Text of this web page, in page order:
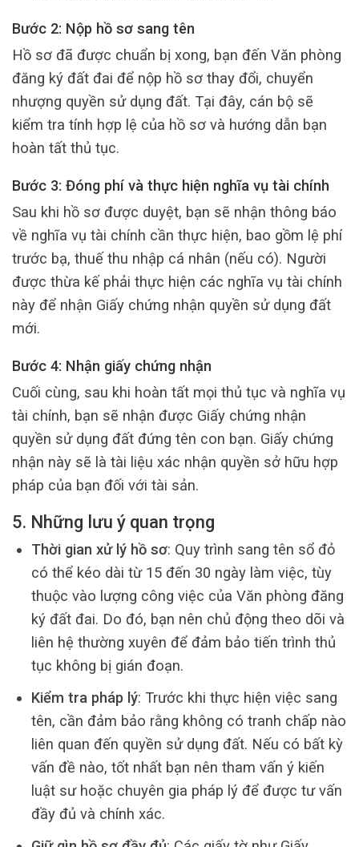
Bước 2: Nộp hồ sơ sang tên
Hồ sơ đã được chuẩn bị xong, bạn đến Văn phòng
đăng ký đất đai để nộp hồ sơ thay đổi, chuyển
nhượng quyền sử dụng đất. Tại đây, cán bộ sẽ
kiểm tra tính hợp lệ của hồ sơ và hướng dẫn bạn
hoàn tất thủ tục.
Bước 3: Đóng phí và thực hiện nghĩa vụ tài chính
Sau khi hồ sơ được duyệt, bạn sẽ nhận thông báo
về nghĩa vụ tài chính cần thực hiện, bao gồm lệ phí
trước bạ, thuế thu nhập cá nhân (nếu có). Người
được thừa kế phải thực hiện các nghĩa vụ tài chính
này để nhận Giấy chứng nhận quyền sử dụng đất
mới.
Bước 4: Nhận giấy chứng nhận
Cuối cùng, sau khi hoàn tất mọi thủ tục và nghĩa vụ
tài chính, bạn sẽ nhận được Giấy chứng nhận
quyền sử dụng đất đứng tên con bạn. Giấy chứng
nhận này sẽ là tài liệu xác nhận quyền sở hữu hợp
pháp của bạn đối với tài sản.
5. Những lưu ý quan trọng
Thời gian xử lý hồ sơ: Quy trình sang tên sổ đỏ
có thể kéo dài từ 15 đến 30 ngày làm việc, tùy
thuộc vào lượng công việc của Văn phòng đăng
ký đất đai. Do đó, bạn nên chủ động theo dõi và
liên hệ thường xuyên để đảm bảo tiến trình thủ
tục không bị gián đoạn.
Kiểm tra pháp lý: Trước khi thực hiện việc sang
tên, cần đảm bảo rằng không có tranh chấp nào
liên quan đến quyền sử dụng đất. Nếu có bất kỳ
vấn đề nào, tốt nhất bạn nên tham vấn ý kiến
luật sư hoặc chuyên gia pháp lý để được tư vấn
đầy đủ và chính xác.